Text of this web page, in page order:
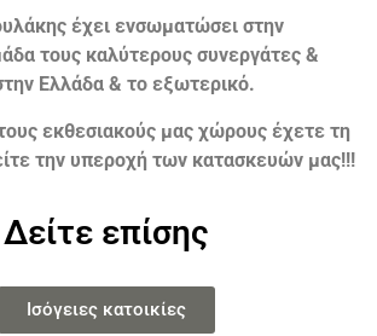
έχει ενσωματώσει στην
τους καλύτερους συνεργάτες &
Ελλάδα & το εξωτερικό.
εκθεσιακούς μας χώρους έχετε τη
την υπεροχή των κατασκευών μας!!!
Δείτε επίσης
Ισόγειες κατοικίες